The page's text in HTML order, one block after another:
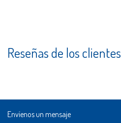
Reseñas de los clientes
Envíenos un mensaje